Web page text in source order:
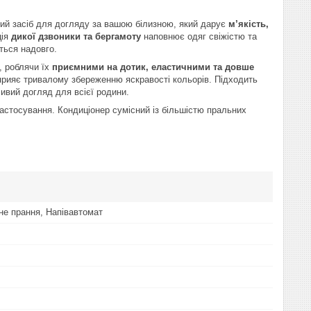
засіб для догляду за вашою білизною, який дарує м’якість,
дикої дзвоники та бергамоту наповнює одяг свіжістю та
надовго.
роблячи їх приємними на дотик, еластичними та довше
тривалому збереженню яскравості кольорів. Підходить
догляд для всієї родини.
Кондиціонер сумісний із більшістю пральних
прання, Напівавтомат